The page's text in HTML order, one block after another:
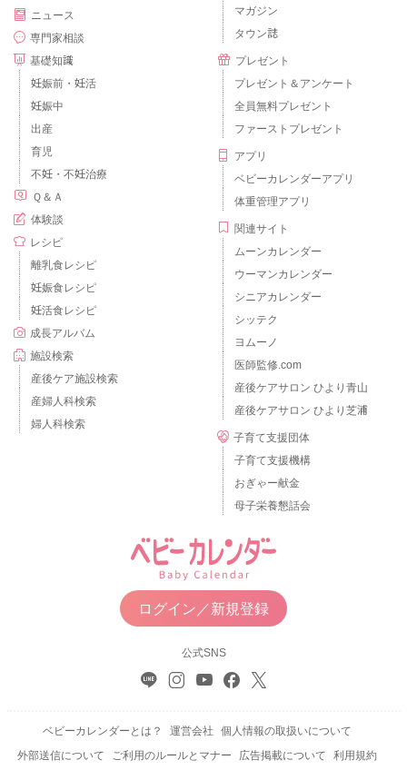
ニュース
専門家相談
基礎知識
妊娠前・妊活
妊娠中
出産
育児
不妊・不妊治療
Ｑ＆Ａ
体験談
レシピ
離乳食レシピ
妊娠食レシピ
妊活食レシピ
成長アルバム
施設検索
産後ケア施設検索
産婦人科検索
婦人科検索
マガジン
タウン誌
プレゼント
プレゼント＆アンケート
全員無料プレゼント
ファーストプレゼント
アプリ
ベビーカレンダーアプリ
体重管理アプリ
関連サイト
ムーンカレンダー
ウーマンカレンダー
シニアカレンダー
シッテク
ヨムーノ
医師監修.com
産後ケアサロン ひより青山
産後ケアサロン ひより芝浦
子育て支援団体
子育て支援機構
おぎゃー献金
母子栄養懇話会
ログイン／新規登録
公式SNS
ベビーカレンダーとは？ 運営会社
個人情報の取扱いについて
外部送信について
ご利用のルールとマナー 広告掲載について 利用規約